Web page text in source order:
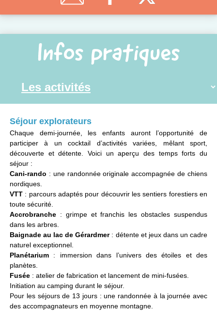
Infos pratiques
Séjour explorateurs
Chaque demi-journée, les enfants auront l’opportunité de
participer à un cocktail d’activités variées, mêlant sport,
découverte et détente. Voici un aperçu des temps forts du
séjour :
Cani-rando : une randonnée originale accompagnée de chiens
nordiques.
VTT : parcours adaptés pour découvrir les sentiers forestiers en
toute sécurité.
Accrobranche : grimpe et franchis les obstacles suspendus
dans les arbres.
Baignade au lac de Gérardmer: détente et jeux dans un cadre
naturel exceptionnel.
Planétarium : immersion dans l’univers des étoiles et des
planètes.
Fusée : atelier de fabrication et lancement de mini-fusées.
Initiation au camping durant le séjour.
Pour les séjours de 13 jours : une randonnée à la journée avec
des accompagnateurs en moyenne montagne.